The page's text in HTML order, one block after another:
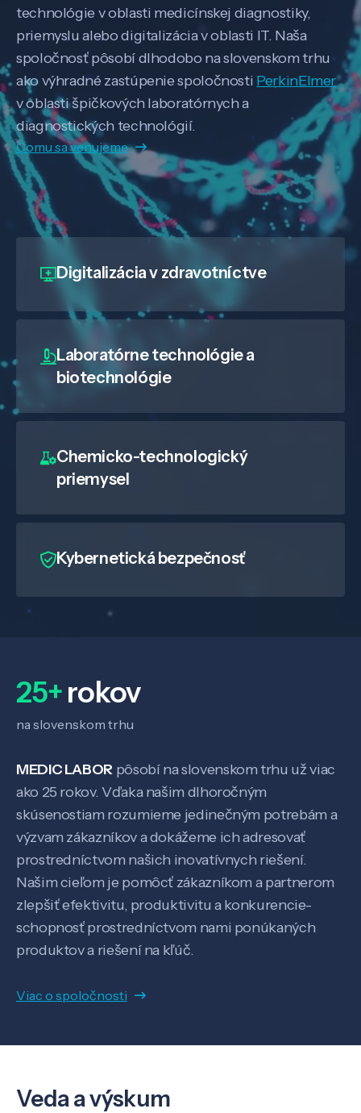
Veda a výskum
technológie v oblasti medicínskej diagnostiky,
priemyslu alebo digitalizácia v oblasti IT. Naša
spoločnosť pôsobí dlhodobo na slovenskom trhu
ako výhradné zastúpenie spoločnosti PerkinElmer
v oblasti špičkových laboratórnych a
diagnostických technológií.
Čomu sa venujeme
Digitalizáciav zdravotníctve
Laboratórne technológie a
biotechnológie
Chemicko-technologický
priemysel
Kybernetická bezpečnosť
25+rokov
na slovenskom trhu
MEDIC LABOR pôsobí na slovenskom trhu už viac
ako 25 rokov. Vďaka našim dlhoročným
skúsenostiam rozumieme jedinečným potrebám a
výzvam zákazníkov a dokážeme ich adresovať
prostredníctvom našich inovatívnych riešení.
Našim cieľom je pomôcť zákazníkom a partnerom
zlepšiť efektivitu, produktivitu a konkurencie-
schopnosť prostredníctvom nami ponúkaných
produktov a riešení na kľúč.
Viac o spoločnosti
Veda a výskum